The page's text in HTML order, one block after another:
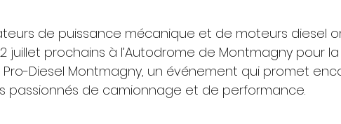
de puissance mécanique et de moteurs diesel
12 juillet prochains à l’Autodrome de Montmagny pour
Pro-Diesel Montmagny, un événement qui promet
passionnés de camionnage et de performance.